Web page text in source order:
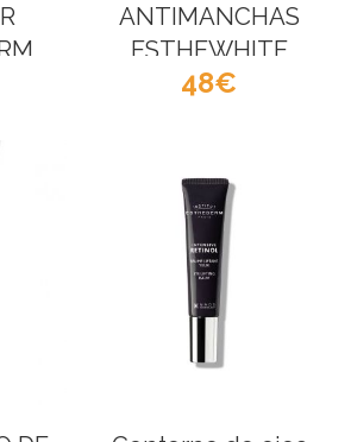
ANTIMANCHAS
ESTHEWHITE
ESTHEDERM
48